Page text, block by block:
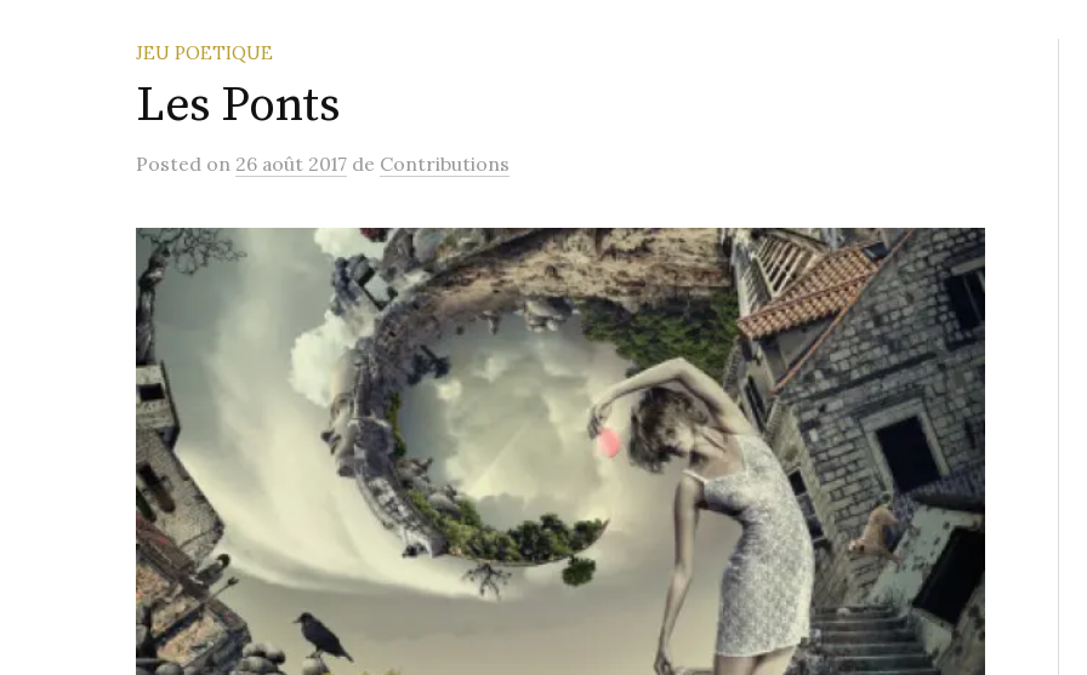
JEU POETIQUE
Les Ponts
Posted on 26 août 2017 de Contributions